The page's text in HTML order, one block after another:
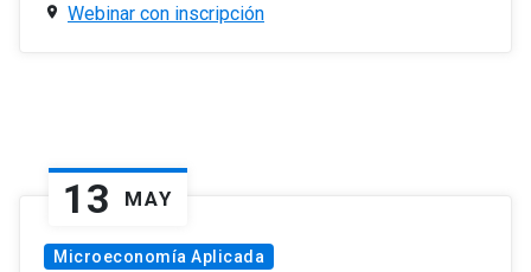
Webinar con inscripción
13 MAY
Microeconomía Aplicada